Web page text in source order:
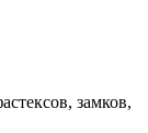
замков,